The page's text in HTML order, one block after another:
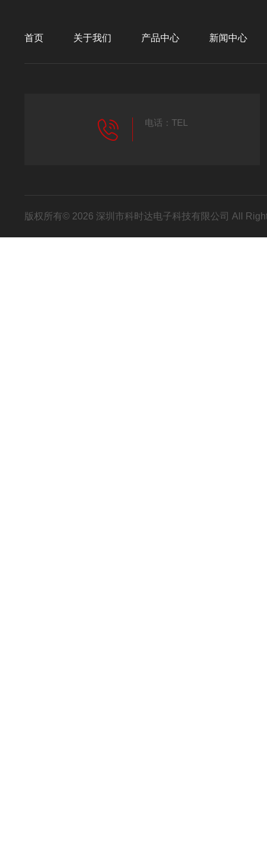
首页 关于我们 产品中心 新闻中心
电话：TEL
版权所有© 2026 深圳市科时达电子科技有限公司 All